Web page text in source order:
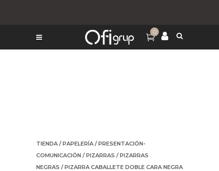
0
TIENDA /PAPELERÍA /PRESENTACIÓN-
COMUNICACIÓN /PIZARRAS /PIZARRAS
NEGRAS / PIZARRA CABALLETE DOBLE CARA NEGRA